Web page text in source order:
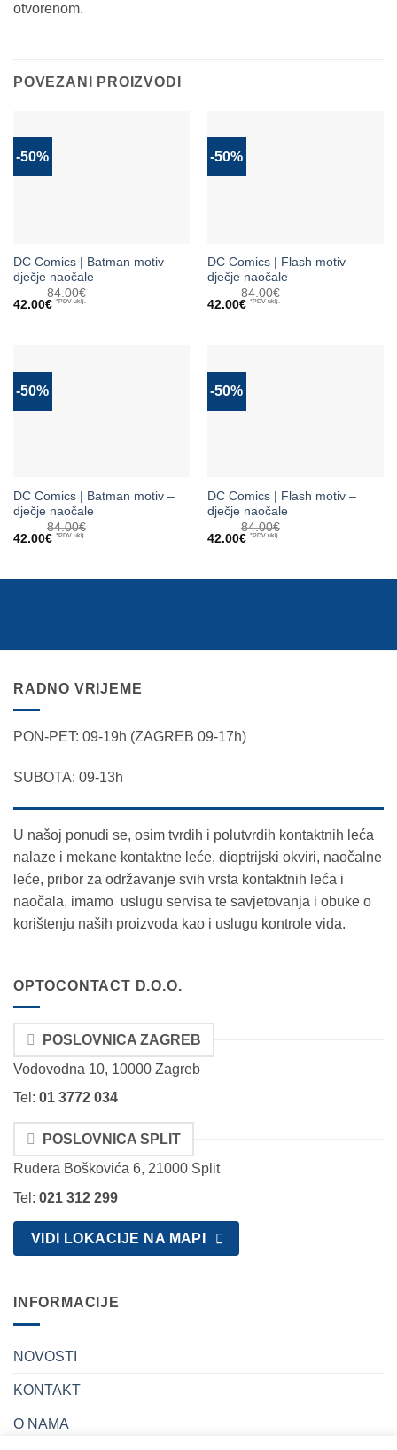
otvorenom.
POVEZANI PROIZVODI
-50%
DC Comics | Batman motiv –
dječje naočale
84.00€
Izvorna
42.00€Trenutna
*PDV uklj.
-50%
DC Comics | Flash motiv –
dječje naočale
84.00€
Izvorna
42.00€Trenutna
*PDV uklj.
-50%
DC Comics | Batman motiv –
dječje naočale
84.00€
Izvorna
42.00€Trenutna
*PDV uklj.
-50%
DC Comics | Flash motiv –
dječje naočale
84.00€
Izvorna
42.00€Trenutna
*PDV uklj.
RADNO VRIJEME
PON-PET: 09-19h (ZAGREB 09-17h)
SUBOTA: 09-13h
U našoj ponudi se, osim tvrdih i polutvrdih kontaktnih leća
nalaze i mekane kontaktne leće, dioptrijski okviri, naočalne
leće, pribor za održavanje svih vrsta kontaktnih leća i
naočala, imamo uslugu servisa te savjetovanja i obuke o
korištenju naših proizvoda kao i uslugu kontrole vida.
OPTOCONTACT D.O.O.
POSLOVNICA ZAGREB
Vodovodna 10, 10000 Zagreb
Tel: 01 3772 034
POSLOVNICA SPLIT
Ruđera Boškovića 6, 21000 Split
Tel: 021 312 299
VIDI LOKACIJE NA MAPI
INFORMACIJE
NOVOSTI
KONTAKT
O NAMA